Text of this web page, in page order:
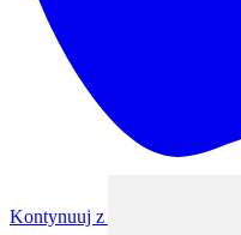
Kontynuuj z Apple